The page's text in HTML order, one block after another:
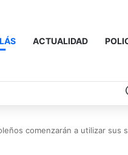
ACTUALIDAD
comenzarán a utilizar sus